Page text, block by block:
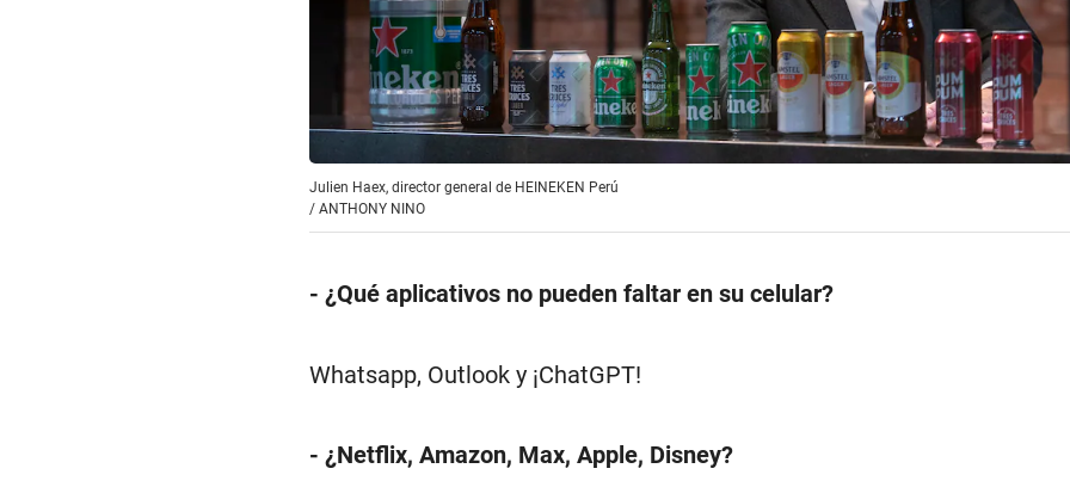
Julien Haex, director general de HEINEKEN Perú
/ ANTHONY NINO
- ¿Qué aplicativos no pueden faltar en su celular?
Whatsapp, Outlook y ¡ChatGPT!
- ¿Netflix, Amazon, Max, Apple, Disney?